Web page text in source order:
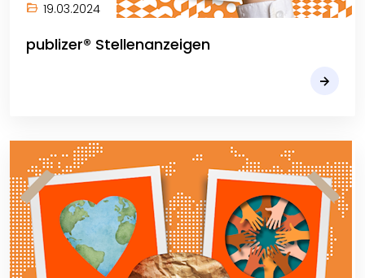
19.03.2024
publizer® Stellenanzeigen